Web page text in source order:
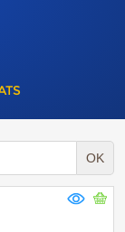
OK